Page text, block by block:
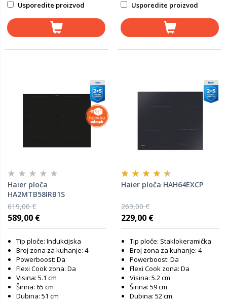
Usporedite proizvod Usporedite proizvod
Haier ploča
HA2MTB58IRB1S
619,00 €
589,00 €
Tip ploče: Indukcijska
Broj zona za kuhanje: 4
Powerboost: Da
Flexi Cook zona: Da
Visina: 5.1 cm
Širina: 65 cm
Dubina: 51 cm
Haier ploča HAH64EXCP
269,00 €
229,00 €
Tip ploče: Staklokeramička
Broj zona za kuhanje: 4
Powerboost: Da
Flexi Cook zona: Da
Visina: 5.2 cm
Širina: 59 cm
Dubina: 52 cm